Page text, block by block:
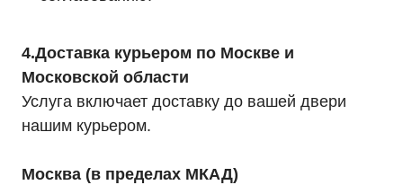
4.Доставка курьером по Москве и
Московской области
Услуга включает доставку до вашей двери
нашим курьером.
Москва (в пределах МКАД)